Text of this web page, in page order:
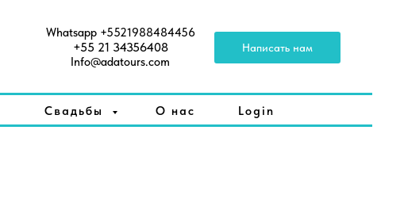
Whatsapp +5521988484456
+55 21 34356408
Info@adatours.com
Написать нам
Свадьбы О нас Login